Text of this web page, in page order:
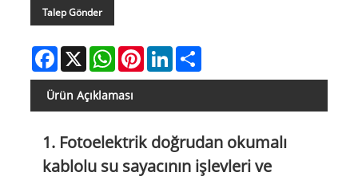
Talep Gönder
Facebook
X WhatsAppPinterestLinkedInShare
Ürün Açıklaması
1. Fotoelektrik doğrudan okumalı
kablolu su sayacının işlevleri ve